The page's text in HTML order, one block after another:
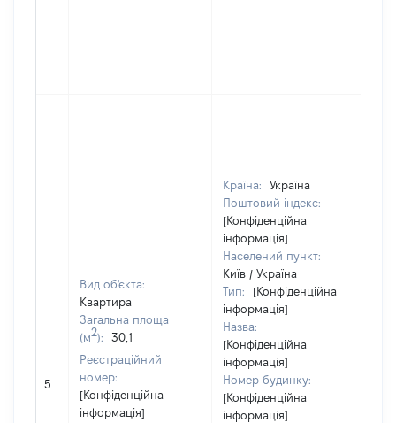
5
Вид об'єкта:
Квартира
Загальна площа
(м2):
30,1
Реєстраційний
номер:
[Конфіденційна
інформація]
Країна:
Україна
Поштовий індекс:
[Конфіденційна
інформація]
Населений пункт:
Київ / Україна
Тип:
[Конфіденційна
інформація]
Назва:
[Конфіденційна
інформація]
Номер будинку:
[Конфіденційна
інформація]